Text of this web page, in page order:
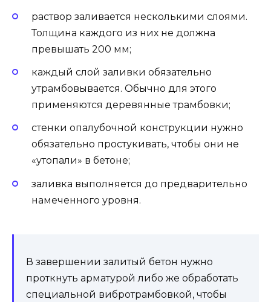
раствор заливается несколькими слоями.
Толщина каждого из них не должна
превышать 200 мм;
каждый слой заливки обязательно
утрамбовывается. Обычно для этого
применяются деревянные трамбовки;
стенки опалубочной конструкции нужно
обязательно простукивать, чтобы они не
«утопали» в бетоне;
заливка выполняется до предварительно
намеченного уровня.
В завершении залитый бетон нужно
проткнуть арматурой либо же обработать
специальной вибротрамбовкой, чтобы